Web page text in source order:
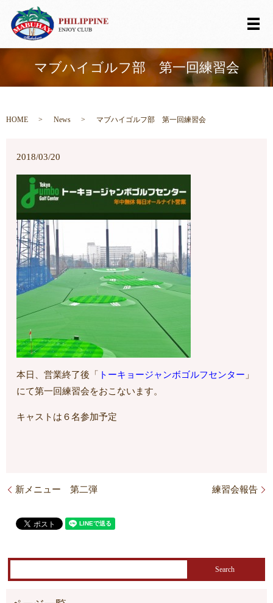
メ
マブハイゴルフ部 第一回練習会
HOME News マブハイゴルフ部 第一回練習会
2018/03/20
本日、営業終了後「 トーキョージャンボゴルフセンター 」
にて第一回練習会をおこないます。
キャストは６名参加予定
新メニュー 第二弾 練習会報告